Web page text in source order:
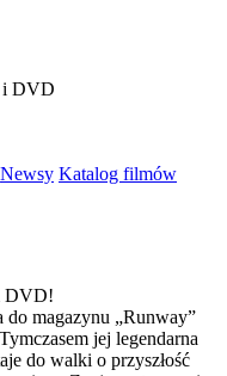
DVD
Newsy Katalog filmów
DVD!
magazynu „Runway”
jej legendarna
do walki o przyszłość